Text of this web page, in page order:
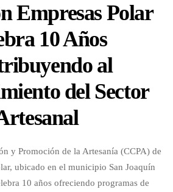
Empresas Polar
10 Años
al
del Sector
y Promoción de la Artesanía (CCPA) de
ubicado en el municipio San Joaquín
10 años ofreciendo programas de